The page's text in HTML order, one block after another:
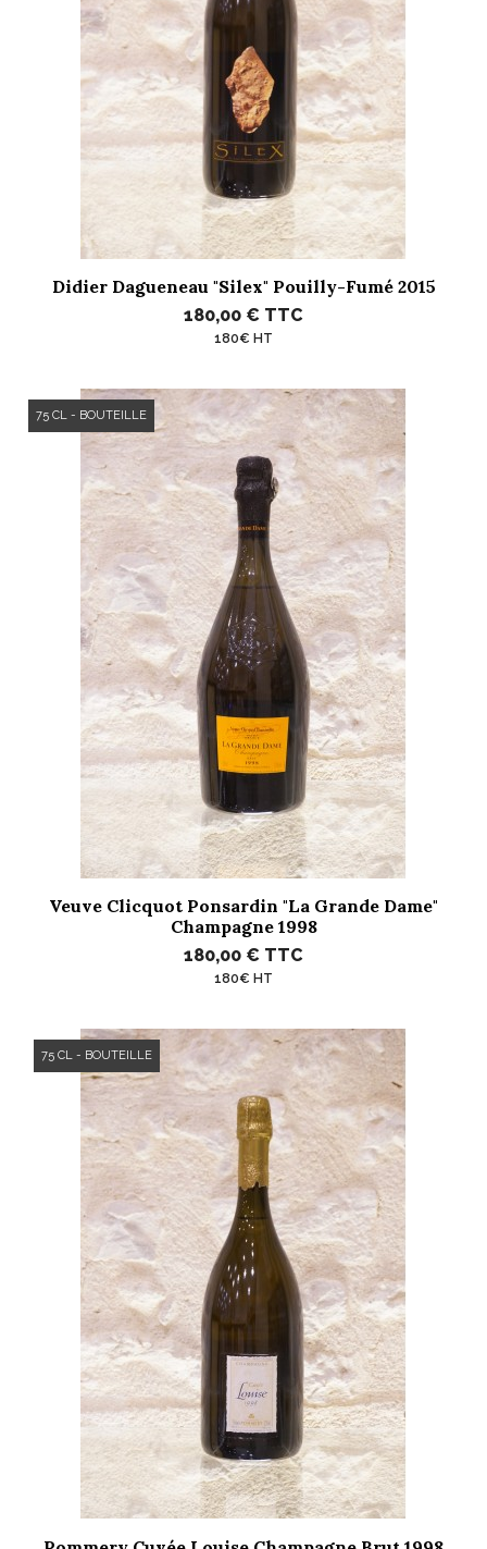
Didier Dagueneau "Silex" Pouilly-Fumé 2015
180,00 € TTC
180€ HT
Veuve Clicquot Ponsardin "La Grande Dame"
Champagne 1998
180,00 € TTC
180€ HT
75 CL - BOUTEILLE
75 CL - BOUTEILLE